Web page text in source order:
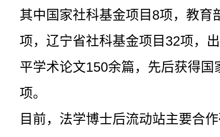
其中国家社科基金项目8项，教
项，辽宁省社科基金项目32项，
平学术论文150余篇，先后获得
项。
目前，法学博士后流动站主要合